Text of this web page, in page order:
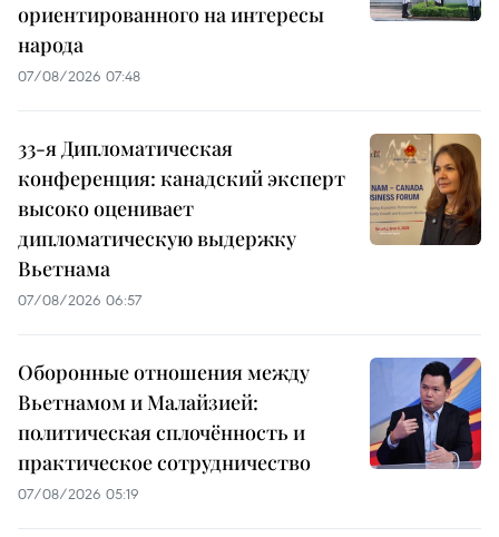
ориентированного на интересы
народа
07/08/2026 07:48
33-я Дипломатическая
конференция: канадский эксперт
высоко оценивает
дипломатическую выдержку
Вьетнама
07/08/2026 06:57
Оборонные отношения между
Вьетнамом и Малайзией:
политическая сплочённость и
практическое сотрудничество
07/08/2026 05:19